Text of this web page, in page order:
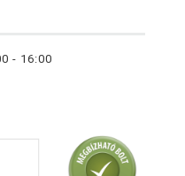
- 16:00